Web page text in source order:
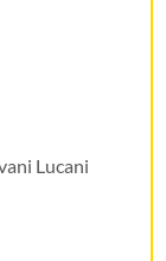
Lucani